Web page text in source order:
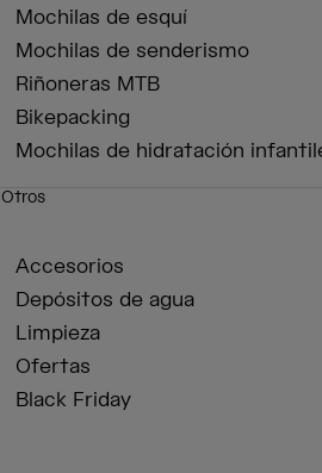
Mochilas de esquí
Mochilas de senderismo
Riñoneras MTB
Bikepacking
Mochilas de hidratación
Otros
Accesorios
Depósitos de agua
Limpieza
Ofertas
Black Friday